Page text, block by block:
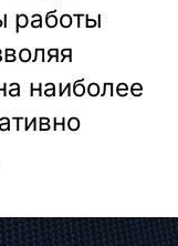
работы
наиболее